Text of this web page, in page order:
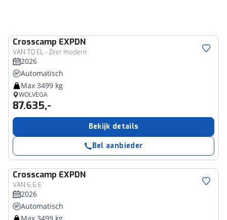
Crosscamp EXPDN
VAN 7.0 EL - Zeer modern
2026
Automatisch
Max 3499 kg
WOLVEGA
87.635,-
Bekijk details
Bel aanbieder
Crosscamp EXPDN
VAN 6.6 E
2026
Automatisch